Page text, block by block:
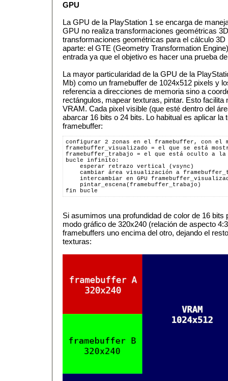
GPU
La GPU de la PlayStation 1 se encarga de
GPU no realiza transformaciones geométricas
transformaciones geométricas para el cálculo
aparte: el GTE (Geometry Transformation
entrada ya que el objetivo es hacer una prueba
La mayor particularidad de la GPU de la
Mb) como un framebuffer de 1024x512 pixels y
referencia a direcciones de memoria sino a
rectángulos, mapear texturas, pintar. Esto facilita
VRAM. Cada pixel visible (que esté dentro del
abarcar 16 bits o 24 bits. Lo habitual es aplicar la
framebuffer:
configurar 2 zonas en el framebuffer, con el
framebuffer_visualizado = el que se está
framebuffer_trabajo = el que está oculto a
bucle infinito:
    esperar retrazo vertical (vsync)
cambiar área visualización a
intercambiar en GPU
    pintar_escena(framebuffer_trabajo)
fin bucle
Si asumimos una profundidad de color de 16
modo gráfico de 320x240 (relación de aspecto
framebuffers uno encima del otro, dejando el
texturas: